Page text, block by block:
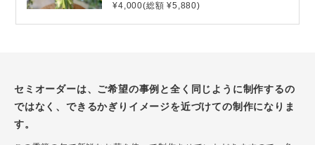
¥4,000(総額 ¥5,880)
セミオーダーは、ご希望の事例と全く同じように制作するの
ではなく、できるかぎりイメージを近づけての制作になりま
す。